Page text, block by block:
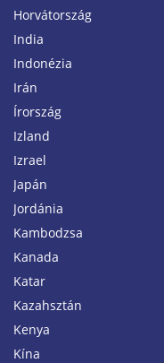
Horvátország
India
Indonézia
Irán
Írország
Izland
Izrael
Japán
Jordánia
Kambodzsa
Kanada
Katar
Kazahsztán
Kenya
Kína